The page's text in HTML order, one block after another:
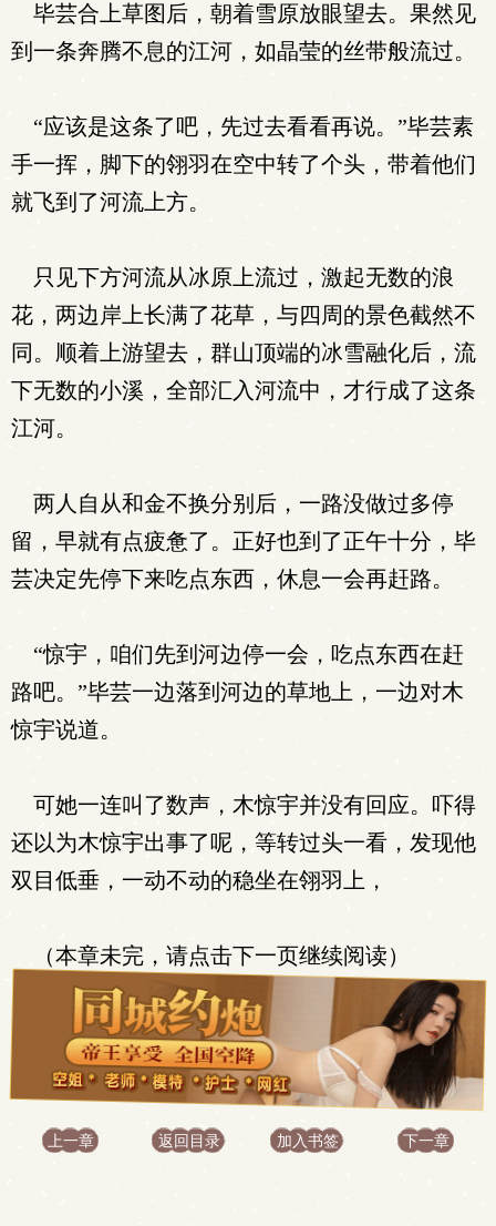
毕芸合上草图后，朝着雪原放眼望去。果然见
到一条奔腾不息的江河，如晶莹的丝带般流过。
“应该是这条了吧，先过去看看再说。”毕芸素
手一挥，脚下的翎羽在空中转了个头，带着他们
就飞到了河流上方。
只见下方河流从冰原上流过，激起无数的浪
花，两边岸上长满了花草，与四周的景色截然不
同。顺着上游望去，群山顶端的冰雪融化后，流
下无数的小溪，全部汇入河流中，才行成了这条
江河。
两人自从和金不换分别后，一路没做过多停
留，早就有点疲惫了。正好也到了正午十分，毕
芸决定先停下来吃点东西，休息一会再赶路。
“惊宇，咱们先到河边停一会，吃点东西在赶
路吧。”毕芸一边落到河边的草地上，一边对木
惊宇说道。
可她一连叫了数声，木惊宇并没有回应。吓得
还以为木惊宇出事了呢，等转过头一看，发现他
双目低垂，一动不动的稳坐在翎羽上，
（本章未完，请点击下一页继续阅读）
上一章 返回目录 加入书签 下一章